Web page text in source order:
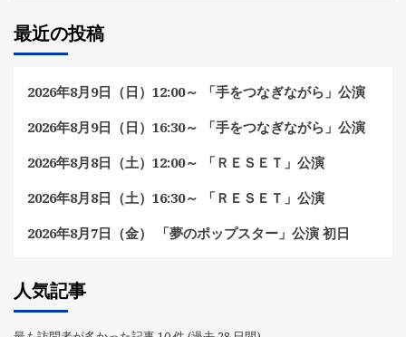
最近の投稿
2026年8月9日（日）12:00～ 「手をつなぎながら」公演
2026年8月9日（日）16:30～ 「手をつなぎながら」公演
2026年8月8日（土）12:00～ 「ＲＥＳＥＴ」公演
2026年8月8日（土）16:30～ 「ＲＥＳＥＴ」公演
2026年8月7日（金） 「夢のポップスター」公演 初日
人気記事